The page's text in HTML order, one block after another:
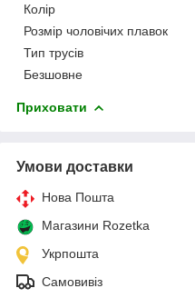
Колір
Розмір чоловічих плавок
Тип трусів
Безшовне
Приховати
Умови доставки
Нова Пошта
Магазини Rozetka
Укрпошта
Самовивіз